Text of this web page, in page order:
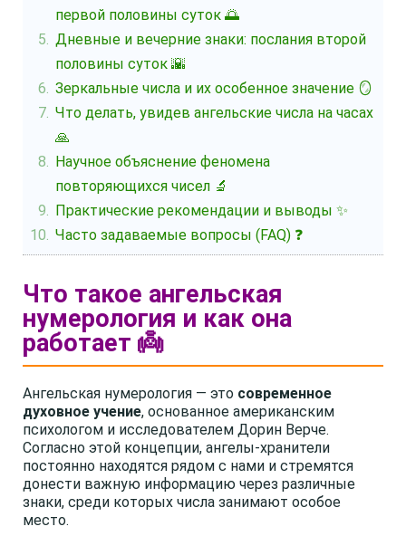
первой половины суток 🌅
Дневные и вечерние знаки: послания второй
половины суток 🌇
Зеркальные числа и их особенное значение 🪞
Что делать, увидев ангельские числа на часах
🙏
Научное объяснение феномена
повторяющихся чисел 🔬
Практические рекомендации и выводы ✨
Часто задаваемые вопросы (FAQ) ❓
Что такое ангельская
нумерология и как она
работает 👼
Ангельская нумерология — это современное
духовное учение, основанное американским
психологом и исследователем Дорин Верче.
Согласно этой концепции, ангелы-хранители
постоянно находятся рядом с нами и стремятся
донести важную информацию через различные
знаки, среди которых числа занимают особое
место.